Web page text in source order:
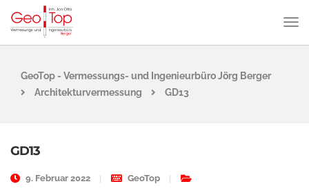
GeoTop - Vermessungs- und Ingenieurbüro Jörg Berger
Architekturvermessung
GD13
GD13
9. Februar 2022 GeoTop